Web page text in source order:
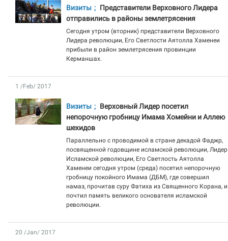
Визиты
Представители Верховного Лидера
отправились в районы землетрясения
Сегодня утром (вторник) представители Верховного
Лидера революции, Его Светлости Аятолла Хаменеи
прибыли в район землетрясения провинции
Керманшах.
1 /Feb/ 2017
Визиты
Верховный Лидер посетил
непорочную гробницу Имама Хомейни и Аллею
шехидов
Параллельно с проводимой в стране декадой Фаджр,
посвященной годовщине исламской революции, Лидер
Исламской революции, Его Светлость Аятолла
Хаменеи сегодня утром (среда) посетил непорочную
гробницу покойного Имама (ДБМ), где совершил
намаз, прочитав суру Фатиха из Священного Корана, и
почтил память великого основателя исламской
революции.
20 /Jan/ 2017